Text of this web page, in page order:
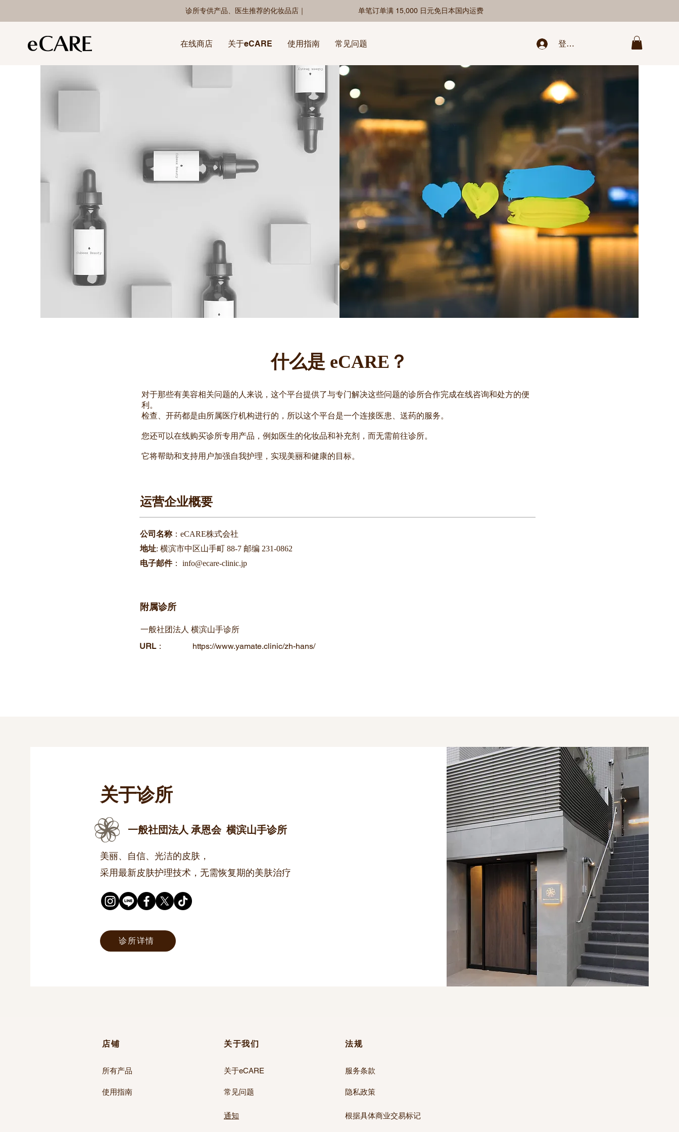
单笔订单满 15,000 日元免日本国内运费
诊所专供产品、医生推荐的化妆品店｜
在线商店 关于eCARE 使用指南 常见问题 登录/新注册
什么是 eCARE？
对于那些有美容相关问题的人来说，这个平台提供了与专门解决这些问题的诊所合作完成在线咨询和处方的便
利。
检查、开药都是由所属医疗机构进行的，所以这个平台是一个连接医患、送药的服务。
您还可以在线购买诊所专用产品，例如医生的化妆品和补充剂，而无需前往诊所。
它将帮助和支持用户加强自我护理，实现美丽和健康的目标。
​运营企业概要
公司名称：eCARE株式会社
地址: 横滨市中区山手町 88-7 邮编 231-0862
电子邮件： info@ecare-clinic.jp
附属诊所
一般社团法人 横滨山手诊所
URL： https://www.yamate.clinic/zh-hans/
关于诊所
一般社団法人 承恩会 横滨山手诊所
美丽、自信、光洁的皮肤，
采用最新皮肤护理技术，无需恢复期的美肤治疗
诊所详情
店铺
所有产品
使用指南
关于我们
关于eCARE
常见问题
通知
法规
服务条款
隐私政策
根据具体商业交易标记